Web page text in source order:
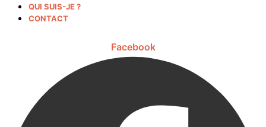
QUI SUIS-JE ?
CONTACT
Facebook